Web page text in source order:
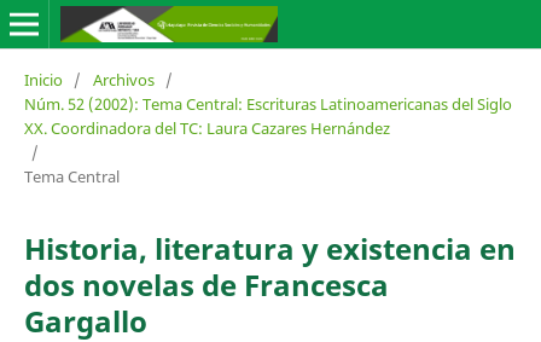
Inicio / Archivos /
Núm. 52 (2002): Tema Central: Escrituras Latinoamericanas del Siglo
XX. Coordinadora del TC: Laura Cazares Hernández
/
Tema Central
Historia, literatura y existencia en
dos novelas de Francesca
Gargallo